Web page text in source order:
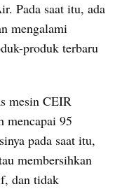
Pada saat itu, ada
mengalami
produk terbaru
mesin CEIR
mencapai 95
pada saat itu,
membersihkan
dan tidak